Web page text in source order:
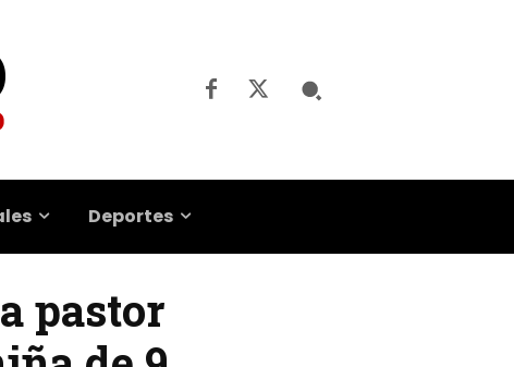
Deportes
pastor